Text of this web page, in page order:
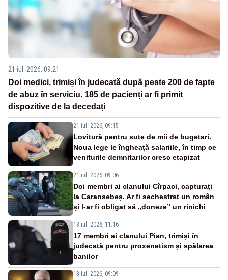
21 iul. 2026, 09:21
Doi medici, trimiși în judecată după peste 200 de fapte
de abuz în serviciu. 185 de pacienți ar fi primit
dispozitive de la decedați
21 iul. 2026, 09:15
Lovitură pentru sute de mii de bugetari.
Noua lege le îngheață salariile, în timp ce
veniturile demnitarilor cresc etapizat
21 iul. 2026, 09:06
Doi membri ai clanului Cîrpaci, capturați
la Caransebeș. Ar fi sechestrat un român
și l-ar fi obligat să „doneze” un rinichi
18 iul. 2026, 11:16
17 membri ai clanului Pian, trimiși în
judecată pentru proxenetism și spălarea
banilor
18 iul. 2026, 09:09